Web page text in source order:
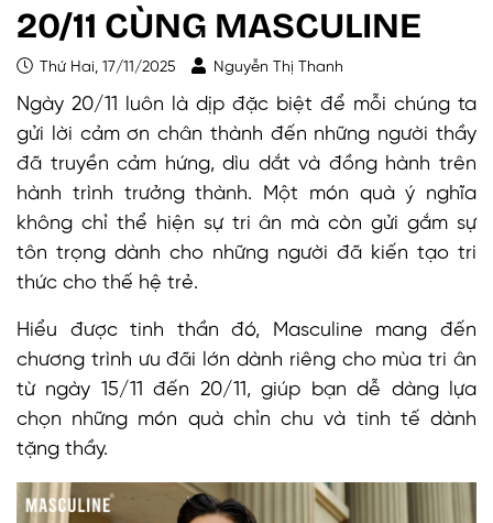
20/11 CÙNG MASCULINE
Thứ Hai, 17/11/2025 Nguyễn Thị Thanh
Ngày 20/11 luôn là dịp đặc biệt để mỗi chúng ta
gửi lời cảm ơn chân thành đến những người thầy
đã truyền cảm hứng, dìu dắt và đồng hành trên
hành trình trưởng thành. Một món quà ý nghĩa
không chỉ thể hiện sự tri ân mà còn gửi gắm sự
tôn trọng dành cho những người đã kiến tạo tri
thức cho thế hệ trẻ.
Hiểu được tinh thần đó, Masculine mang đến
chương trình ưu đãi lớn dành riêng cho mùa tri ân
từ ngày 15/11 đến 20/11, giúp bạn dễ dàng lựa
chọn những món quà chỉn chu và tinh tế dành
tặng thầy.